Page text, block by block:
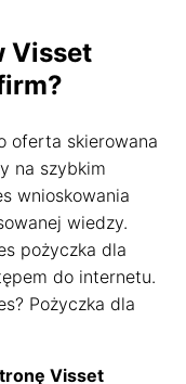
Visset
oferta skierowana
na szybkim
wnioskowania
wiedzy.
pożyczka dla
do internetu.
Pożyczka dla
Visset
Ciebie
strona jest dla
Pozwalają